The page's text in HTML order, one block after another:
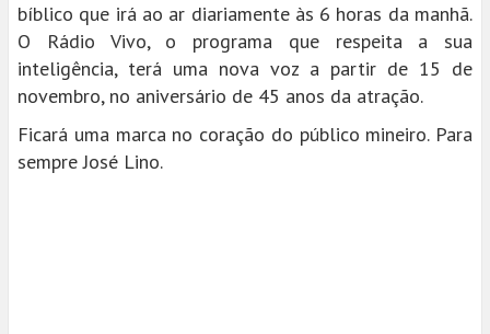
bíblico que irá ao ar diariamente às 6 horas da manhã.
O Rádio Vivo, o programa que respeita a sua
inteligência, terá uma nova voz a partir de 15 de
novembro, no aniversário de 45 anos da atração.
Ficará uma marca no coração do público mineiro. Para
sempre José Lino.